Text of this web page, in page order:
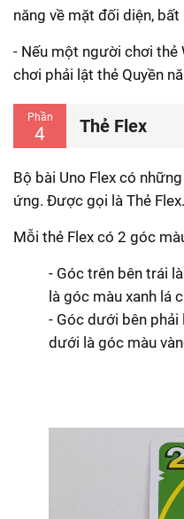
năng về mặt đối diện,
- Nếu một người chơi thẻ
chơi phải lật thẻ Quyền
Phần
4 Thẻ Flex
Bộ bài Uno Flex có
ứng. Được gọi là Thẻ Flex.
Mỗi thẻ Flex có 2 góc
- Góc trên bên trái
là góc màu xanh lá
- Góc dưới bên phải
dưới là góc màu